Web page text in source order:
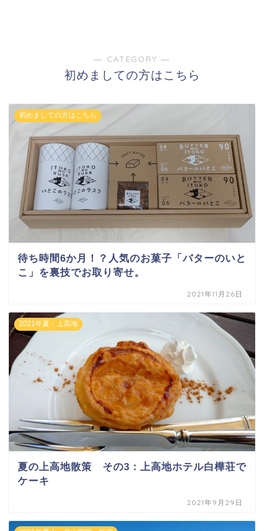
― CATEGORY ―
初めましての方はこちら
初めましての方はこちら
待ち時間6か月！？人気のお菓子「バターのいと
こ」を裏技でお取り寄せ。
2021年11月26日
2021年夏：上高地
夏の上高地散策 その3：上高地ホテル白樺荘で
ケーキ
2021年9月29日